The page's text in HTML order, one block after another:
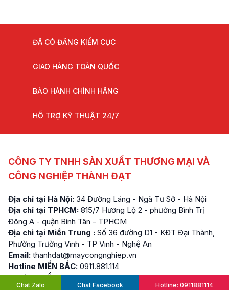
ĐÃ CÓ ĐĂNG KIỂM CỤC
GIAO HÀNG TOÀN QUỐC
BẢO HÀNH CHÍNH HÃNG
HỖ TRỢ KỸ THUẬT 24/7
CÔNG TY TNHH SẢN XUẤT THƯƠNG MẠI VÀ
CÔNG NGHIỆP THÀNH ĐẠT
Địa chỉ tại Hà Nội: 34 Đường Láng - Ngã Tư Sở - Hà Nội
Địa chỉ tại TPHCM: 815/7 Hương Lộ 2 - phường Bình Trị
Đông A - quận Bình Tân - TPHCM
Địa chỉ tại Miền Trung : Số 36 đường D1 - KĐT Đại Thành,
Phường Trường Vinh - TP Vinh - Nghệ An
Email: thanhdat@maycongnghiep.vn
Hotline MIỀN BẮC: 0911.881.114
Hotline MIỀN NAM: 0909.152.999
Chat Zalo Chat Facebook Hotline: 0911881114